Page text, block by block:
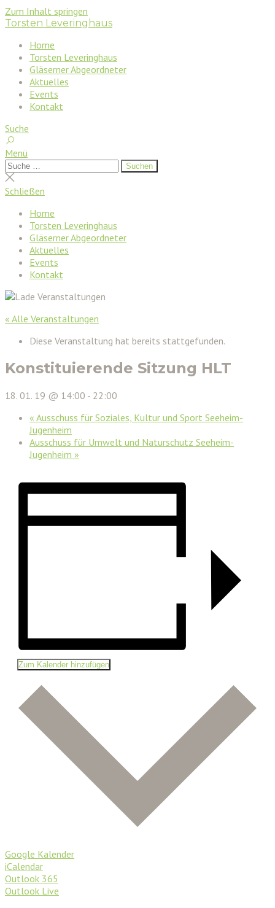
Zum Inhalt springen
Torsten Leveringhaus
Home
Torsten Leveringhaus
Gläserner Abgeordneter
Aktuelles
Events
Kontakt
Suche
Menü
Suchen
nach:
Suchen
Suche
schließen
Schließen
Home
Torsten Leveringhaus
Gläserner Abgeordneter
Aktuelles
Events
Kontakt
« Alle Veranstaltungen
Diese Veranstaltung hat bereits stattgefunden.
Konstituierende Sitzung HLT
18. 01. 19 @ 14:00 - 22:00
« Ausschuss für Soziales, Kultur und Sport Seeheim-
Jugenheim
Ausschuss für Umwelt und Naturschutz Seeheim-
Jugenheim »
Zum Kalender hinzufügen
Google Kalender
iCalendar
Outlook 365
Outlook Live